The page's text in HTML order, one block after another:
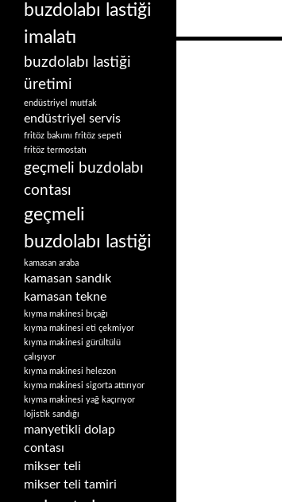
buzdolabı lastiği
imalatı
buzdolabı lastiği
üretimi
endüstriyel mutfak
endüstriyel servis
fritöz bakımı fritöz sepeti
fritöz termostatı
geçmeli buzdolabı
contası
geçmeli
buzdolabı lastiği
kamasan araba
kamasan sandık
kamasan tekne
kıyma makinesi bıçağı
kıyma makinesi eti çekmiyor
kıyma makinesi gürültülü
çalışıyor
kıyma makinesi helezon
kıyma makinesi sigorta attırıyor
kıyma makinesi yağ kaçırıyor
lojistik sandığı
manyetikli dolap
contası
mikser teli
mikser teli tamiri